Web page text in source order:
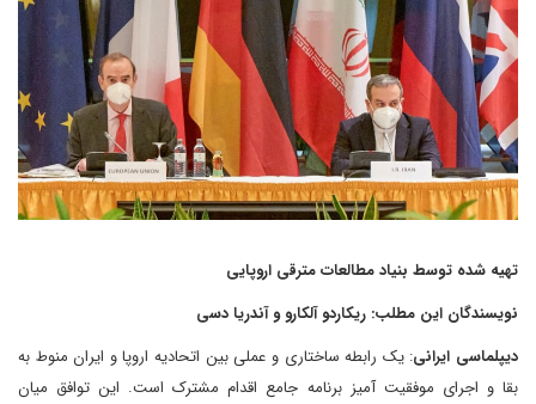
تهیه شده توسط بنیاد مطالعات مترقی اروپایی
نویسندگان این مطلب: ریکاردو آلکارو و آندریا دسی
دیپلماسی ایرانی: یک رابطه ساختاری و عملی بین اتحادیه اروپا و ایران منوط به
بقا و اجرای موفقیت آمیز برنامه جامع اقدام مشترک است. این توافق میان